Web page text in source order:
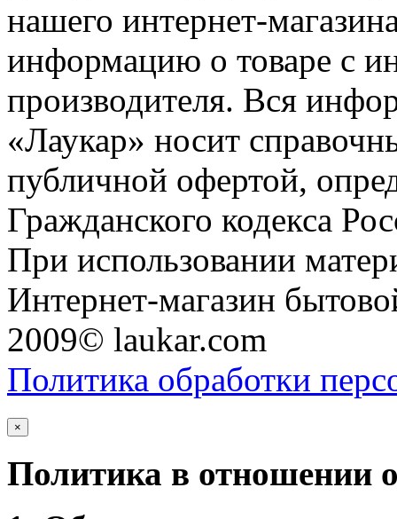
нашего интернет-
информацию о товаре с
производителя. Вся
«Лаукар» носит
публичной офертой,
Гражданского кодекса
При использовании
Интернет-магазин
2009© laukar.com
Политика обработки
×
Политика в отношении